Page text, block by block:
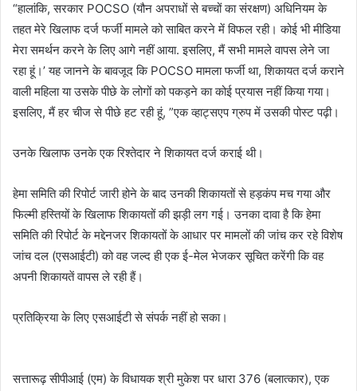
“हालांकि, सरकार POCSO (यौन अपराधों से बच्चों का संरक्षण) अधिनियम के
तहत मेरे खिलाफ दर्ज फर्जी मामले को साबित करने में विफल रही। कोई भी मीडिया
मेरा समर्थन करने के लिए आगे नहीं आया. इसलिए, मैं सभी मामले वापस लेने जा
रहा हूं।’ यह जानने के बावजूद कि POCSO मामला फर्जी था, शिकायत दर्ज कराने
वाली महिला या उसके पीछे के लोगों को पकड़ने का कोई प्रयास नहीं किया गया।
इसलिए, मैं हर चीज से पीछे हट रही हूं, ”एक व्हाट्सएप ग्रुप में उसकी पोस्ट पढ़ी।
उनके खिलाफ उनके एक रिश्तेदार ने शिकायत दर्ज कराई थी।
हेमा समिति की रिपोर्ट जारी होने के बाद उनकी शिकायतों से हड़कंप मच गया और
फिल्मी हस्तियों के खिलाफ शिकायतों की झड़ी लग गई। उनका दावा है कि हेमा
समिति की रिपोर्ट के मद्देनजर शिकायतों के आधार पर मामलों की जांच कर रहे विशेष
जांच दल (एसआईटी) को वह जल्द ही एक ई-मेल भेजकर सूचित करेंगी कि वह
अपनी शिकायतें वापस ले रही हैं।
प्रतिक्रिया के लिए एसआईटी से संपर्क नहीं हो सका।
सत्तारूढ़ सीपीआई (एम) के विधायक श्री मुकेश पर धारा 376 (बलात्कार), एक